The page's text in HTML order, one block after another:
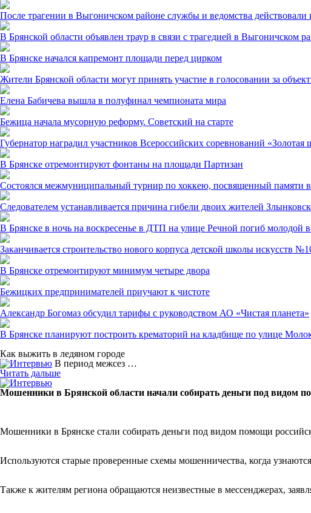
После трагении в Выгоничском районе службы и ведомства
В Брянской области объявлен траур в связи с трагедией в Выгоничском
В Брянске начался капремонт площади перед цирком
Жители Брянской области могут принять участие в голосовании за
Елена Бабичева вышла в полуфинал чемпионата мира
Бежица начала мусорную реформу. Советский на старте
Губернатор наградил участников Всероссийских соревнований
В Брянске отремонтируют фонтаны на площади Партизан
Состоялся межмуниципальный турнир по хоккею, посвященный памяти
Следователем устанавливается причина гибели двоих жителей
В Брянске в ночь на воскресенье в ДТП на улице Речной погиб молодой
Заканчивается строительство нового корпуса детской школы искусств
В Брянске отремонтируют минимум четыре двора
Бежицких предпринимателей приучают к чистоте
Александр Богомаз обсудил тарифы с руководством АО «Чистая планета»
В Брянске планируют построить крематорий на кладбище по улице
Как выжить в ледяном городе
В период межсез …
Читать дальше
Мошенники в Брянской области начали собирать деньги под видом
Мошенники в Брянске стали собирать деньги под видом помощи
Используются старые проверенные схемы мошенничества, когда
Также к жителям региона обращаются неизвестные в мессенджерах,